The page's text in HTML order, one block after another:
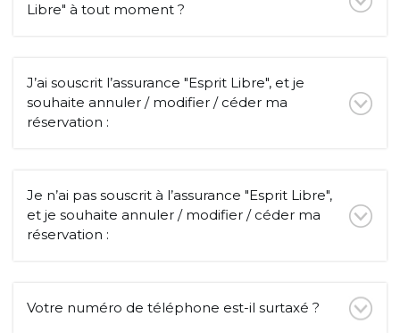
Libre" à tout moment ?
J’ai souscrit l’assurance "Esprit Libre", et je
souhaite annuler / modifier / céder ma
réservation :
Je n’ai pas souscrit à l’assurance "Esprit Libre",
et je souhaite annuler / modifier / céder ma
réservation :
Votre numéro de téléphone est-il surtaxé ?